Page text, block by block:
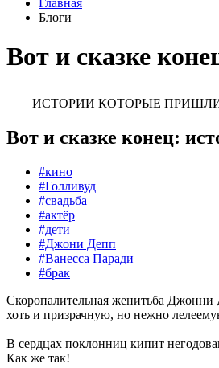
Главная
Блоги
Вот и сказке
ИСТОРИИ КОТОРЫЕ
Вот и сказке конец:
#кино
#Голливуд
#свадьба
#актёр
#дети
#Джони Депп
#Ванесса Паради
#брак
Скоропалительная женитьба Джонни
хоть и призрачную, но нежно
В сердцах поклонниц кипит
Как же так!